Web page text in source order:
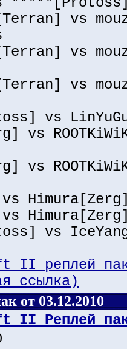
vs
vs
vs
vs
vs
vs
vs
II реплей
ссылка)
от 03.12.2010
II Реплей